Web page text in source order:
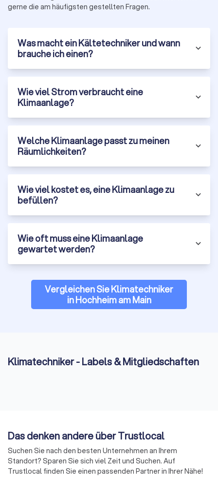
gerne die am häufigsten gestellten Fragen.
Was macht ein Kältetechniker und wann
brauche ich einen?
Wie viel Strom verbraucht eine
Klimaanlage?
Welche Klimaanlage passt zu meinen
Räumlichkeiten?
Wie viel kostet es, eine Klimaanlage zu
befüllen?
Wie oft muss eine Klimaanlage
gewartet werden?
Vergleichen Sie Klimatechniker
in Hochheim am Main
Klimatechniker - Labels & Mitgliedschaften
Das denken andere über Trustlocal
Suchen Sie nach den besten Unternehmen an Ihrem
Standort? Sparen Sie sich viel Zeit und Suchen. Auf
Trustlocal finden Sie einen passenden Partner in Ihrer Nähe!